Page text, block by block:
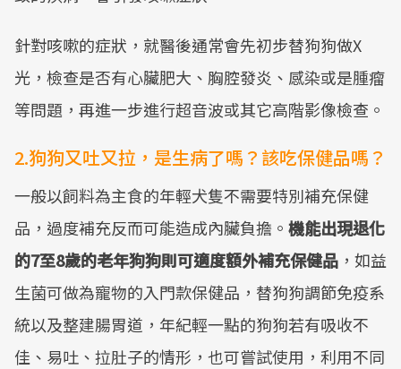
針對咳嗽的症狀，就醫後通常會先初步替狗狗做X
光，檢查是否有心臟肥大、胸腔發炎、感染或是腫瘤
等問題，再進一步進行超音波或其它高階影像檢查。
2.狗狗又吐又拉，是生病了嗎？該吃保健品嗎？
一般以飼料為主食的年輕犬隻不需要特別補充保健
品，過度補充反而可能造成內臟負擔。 機能出現退化
的7至8歲的老年狗狗則可適度額外補充保健品 ，如益
生菌可做為寵物的入門款保健品，替狗狗調節免疫系
統以及整建腸胃道，年紀輕一點的狗狗若有吸收不
佳、易吐、拉肚子的情形，也可嘗試使用，利用不同